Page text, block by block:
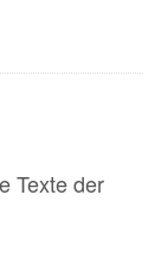
Texte der